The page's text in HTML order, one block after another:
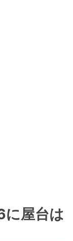
屋台は